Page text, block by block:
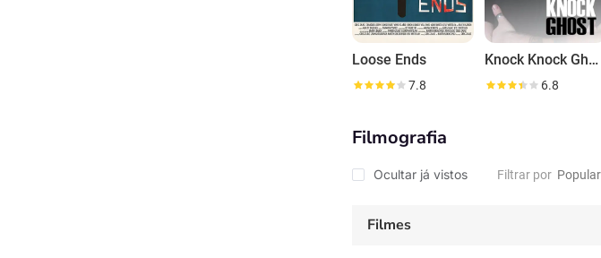
Loose Ends
7.8
Knock Knock Ghost
6.8
Filmografia
Ocultar já vistos Filtrar por
Filmes